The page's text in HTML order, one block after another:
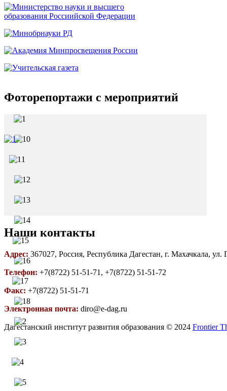
Фоторепортажи с мероприятий
Наши контакты
Адрес: 367027, Россия, Республика Дагестан, г. Махачкала,
Телефон: +7(8722) 51-51-71, +7(8722) 51-51-72
Факс: +7(8722) 51-51-71
Электронная почта: diro@e-dag.ru
Дагестанский институт развития образования © 2024 Frontier